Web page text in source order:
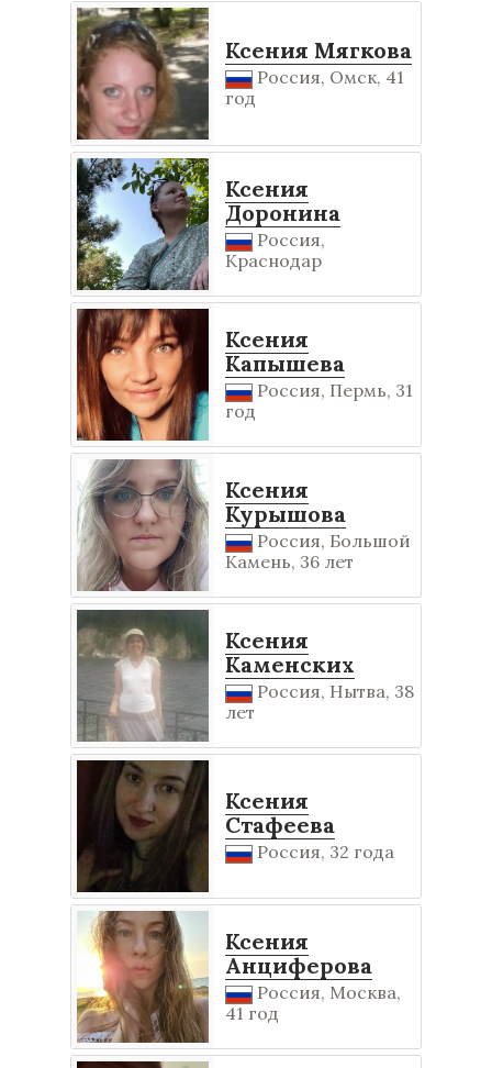
Ксения Мягкова
Россия, Омск, 41
год
Ксения
Доронина
Россия,
Краснодар
Ксения
Капышева
Россия, Пермь, 31
год
Ксения
Курышова
Россия, Большой
Камень, 36 лет
Ксения
Каменских
Россия, Нытва, 38
лет
Ксения
Стафеева
Россия, 32 года
Ксения
Анциферова
Россия, Москва,
41 год